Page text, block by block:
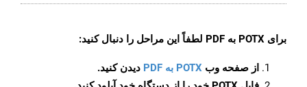
برای POTX به PDF لطفاً این مراحل را دنبال کنید:
از صفحه وب POTX به PDF
دیدن کنید.